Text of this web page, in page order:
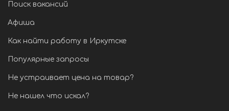
Поиск вакансий
Афиша
Как найти работу в Иркутске
Популярные запросы
Не устраивает цена на товар?
Не нашел что искал?